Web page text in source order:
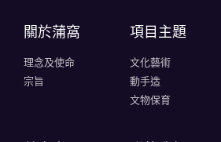
關於蒲窩​
理念及使命
宗旨
項目主題
文化藝術
動手造
文物保育